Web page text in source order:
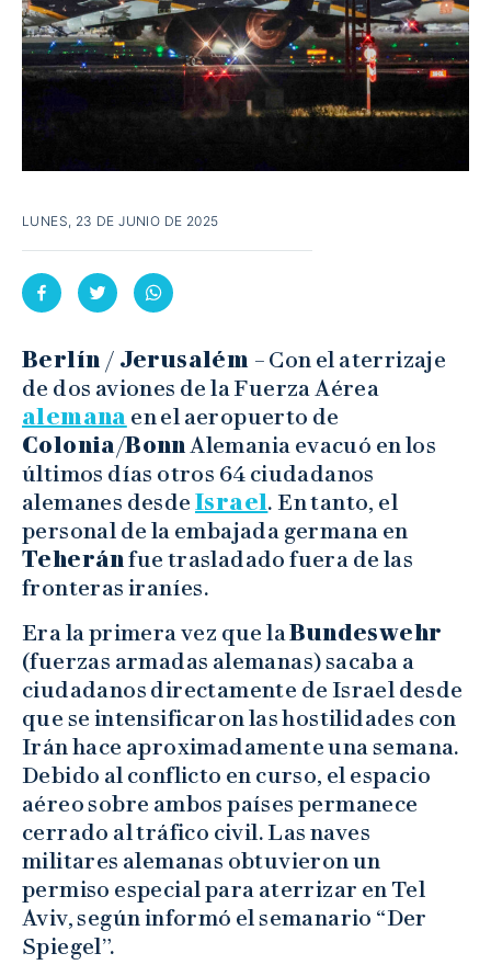
LUNES, 23 DE JUNIO DE 2025
Berlín / Jerusalém – Con el aterrizaje
de dos aviones de la Fuerza Aérea
alemana en el aeropuerto de
Colonia/Bonn Alemania evacuó en los
últimos días otros 64 ciudadanos
alemanes desde Israel. En tanto, el
personal de la embajada germana en
Teherán fue trasladado fuera de las
fronteras iraníes.
Era la primera vez que laBundeswehr
(fuerzas armadas alemanas) sacaba a
ciudadanos directamente de Israel desde
que se intensificaron las hostilidades con
Irán hace aproximadamente una semana.
Debido al conflicto en curso, el espacio
aéreo sobre ambos países permanece
cerrado al tráfico civil. Las naves
militares alemanas obtuvieron un
permiso especial para aterrizar en Tel
Aviv, según informó el semanario “Der
Spiegel”.